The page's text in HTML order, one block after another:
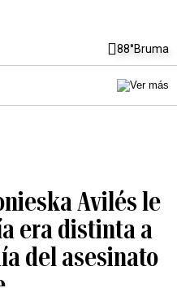
88°Bruma
Avilés le
era distinta a
del asesinato